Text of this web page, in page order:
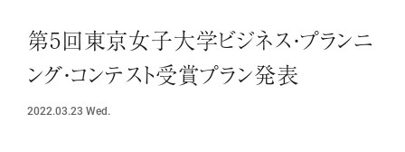
第5回東京女子大学ビジネス・プランニ
ング・コンテスト受賞プラン発表
2022.03.23 Wed.